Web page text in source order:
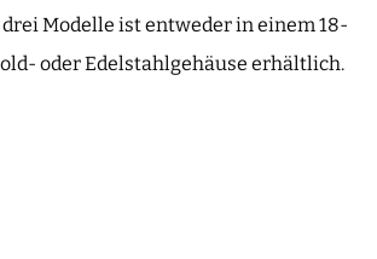
drei Modelle ist entweder in einem 18-
oder Edelstahlgehäuse erhältlich.